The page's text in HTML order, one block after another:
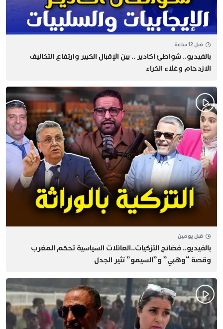
قبل 12 ساعة
بالفيديو.. شواطئ أكادير .. بين الإقبال الكبير وارتفاع التكاليف
الازدحام وغلاء الكراء
قبل يومين
بالفيديو.. فضائح التزكيات..العائلات السياسية تحكم المغرب
وقصة “وهبي” و”السيمو” تثير الجدل